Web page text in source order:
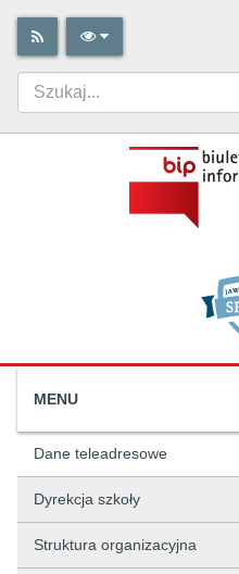
MENU
Dane teleadresowe
Dyrekcja szkoły
Struktura organizacyjna